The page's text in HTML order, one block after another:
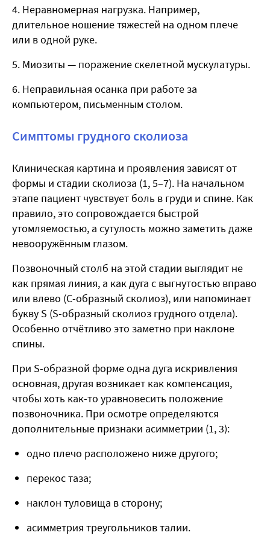
4. Неравномерная нагрузка. Например,
длительное ношение тяжестей на одном плече
или в одной руке.
5. Миозиты — поражение скелетной мускулатуры.
6. Неправильная осанка при работе за
компьютером, письменным столом.
Симптомы грудного сколиоза
Клиническая картина и проявления зависят от
формы и стадии сколиоза (1, 5–7). На начальном
этапе пациент чувствует боль в груди и спине. Как
правило, это сопровождается быстрой
утомляемостью, а сутулость можно заметить даже
невооружённым глазом.
Позвоночный столб на этой стадии выглядит не
как прямая линия, а как дуга с выгнутостью вправо
или влево (С-образный сколиоз), или напоминает
букву S (S-образный сколиоз грудного отдела).
Особенно отчётливо это заметно при наклоне
спины.
При S-образной форме одна дуга искривления
основная, другая возникает как компенсация,
чтобы хоть как-то уравновесить положение
позвоночника. При осмотре определяются
дополнительные признаки асимметрии (1, 3):
одно плечо расположено ниже другого;
перекос таза;
наклон туловища в сторону;
асимметрия треугольников талии.